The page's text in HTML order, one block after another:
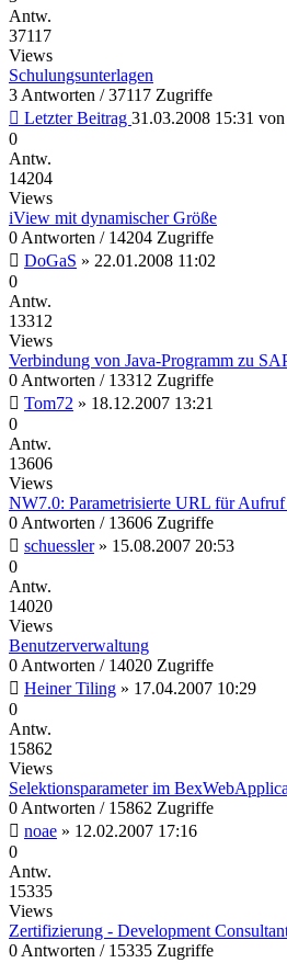
Antw.
37117
Views
Schulungsunterlagen
3 Antworten / 37117 Zugriffe
Letzter Beitrag 31.03.2008 15:31 von
0
Antw.
14204
Views
iView mit dynamischer Größe
0 Antworten / 14204 Zugriffe
DoGaS » 22.01.2008 11:02
0
Antw.
13312
Views
Verbindung von Java-Programm zu
0 Antworten / 13312 Zugriffe
Tom72 » 18.12.2007 13:21
0
Antw.
13606
Views
NW7.0: Parametrisierte URL für
0 Antworten / 13606 Zugriffe
schuessler» 15.08.2007 20:53
0
Antw.
14020
Views
Benutzerverwaltung
0 Antworten / 14020 Zugriffe
Heiner Tiling » 17.04.2007 10:29
0
Antw.
15862
Views
Selektionsparameter im
0 Antworten / 15862 Zugriffe
noae » 12.02.2007 17:16
0
Antw.
15335
Views
Zertifizierung - Development
0 Antworten / 15335 Zugriffe